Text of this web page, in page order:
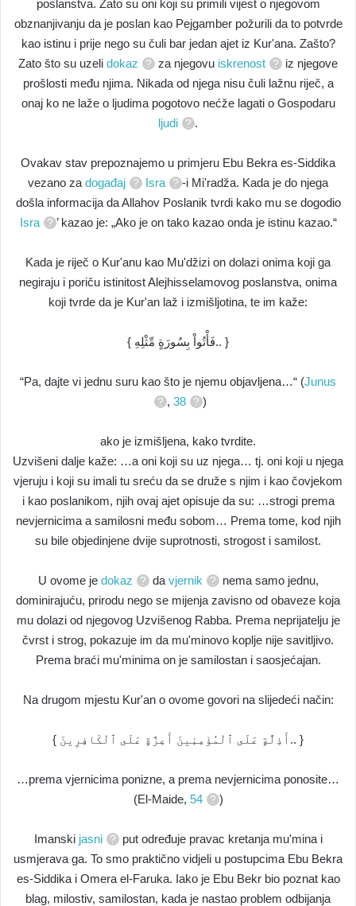
poslanstva. Zato su oni koji su primili vijest o njegovom
obznanjivanju da je poslan kao Pejgamber požurili da to potvrde
kao istinu i prije nego su čuli bar jedan ajet iz Kur'ana. Zašto?
Zato što su uzeli dokaz za njegovu iskrenost
iz njegove
prošlosti među njima. Nikada od njega nisu čuli lažnu riječ, a
onaj ko ne laže o ljudima pogotovo nećže lagati o Gospodaru
ljudi
.
Ovakav stav prepoznajemo u primjeru Ebu Bekra es-Siddika
vezano za događaj Isra
-i Mi'radža. Kada je do njega
došla informacija da Allahov Poslanik tvrdi kako mu se dogodio
Isra
’ kazao je: „Ako je on tako kazao onda je istinu kazao.“
Kada je riječ o Kur'anu kao Mu'džizi on dolazi onima koji ga
negiraju i poriču istinitost Alejhisselamovog poslanstva, onima
koji tvrde da je Kur'an laž i izmišljotina, te im kaže:
{ فَأْتُواْ بِسُورَةٍ مِّثْلِهِ.. }
“Pa, dajte vi jednu suru kao što je njemu objavljena…“ (Junus
, 38 )
ako je izmišljena, kako tvrdite.
Uzvišeni dalje kaže: …a oni koji su uz njega… tj. oni koji u njega
vjeruju i koji su imali tu sreću da se druže s njim i kao čovjekom
i kao poslanikom, njih ovaj ajet opisuje da su: …strogi prema
nevjernicima a samilosni među sobom… Prema tome, kod njih
su bile objedinjene dvije suprotnosti, strogost i samilost.
U ovome je dokaz da vjernik
nema samo jednu,
dominirajuću, prirodu nego se mijenja zavisno od obaveze koja
mu dolazi od njegovog Uzvišenog Rabba. Prema neprijatelju je
čvrst i strog, pokazuje im da mu'minovo koplje nije savitljivo.
Prema braći mu'minima on je samilostan i saosjećajan.
Na drugom mjestu Kur'an o ovome govori na slijedeći način:
{ أَذِلَّةٍ عَلَى ٱلْمُؤْمِنِينَ أَعِزَّةٍ عَلَى ٱلْكَافِرِينَ.. }
…prema vjernicima ponizne, a prema nevjernicima ponosite…
(El-Maide, 54 )
Imanski jasni
put određuje pravac kretanja mu'mina i
usmjerava ga. To smo praktično vidjeli u postupcima Ebu Bekra
es-Siddika i Omera el-Faruka. Iako je Ebu Bekr bio poznat kao
blag, milostiv, samilostan, kada je nastao problem odbijanja